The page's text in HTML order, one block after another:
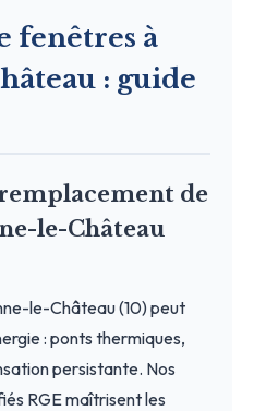
fenêtres à
: guide
de
le-Château
le-Château (10) peut
: ponts thermiques,
persistante. Nos
RGE maîtrisent les